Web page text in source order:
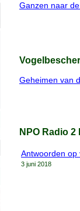
Ganzen naar
Geheimen van
NPO Radio
Antwoorden op
3 juni 2018